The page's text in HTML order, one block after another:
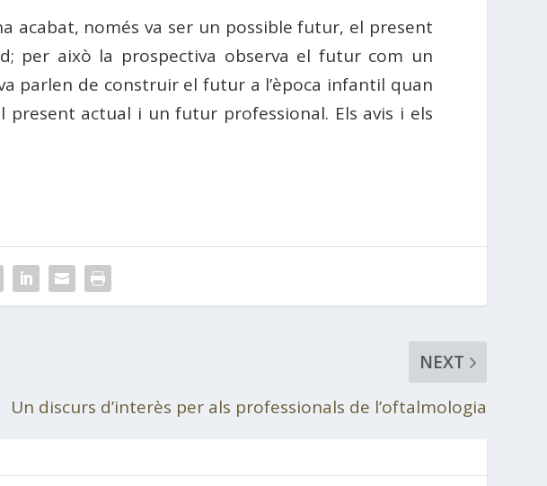
acabat, només va ser un possible futur, el present
per això la prospectiva observa el futur com un
parlen de construir el futur a l’època infantil quan
actual i un futur professional. Els avis i els
NEXT
Un discurs d’interès per als professionals de l’oftalmologia